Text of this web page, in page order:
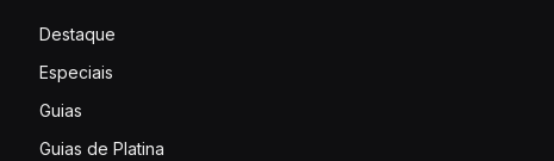
Destaque
Especiais
Guias
Guias de Platina